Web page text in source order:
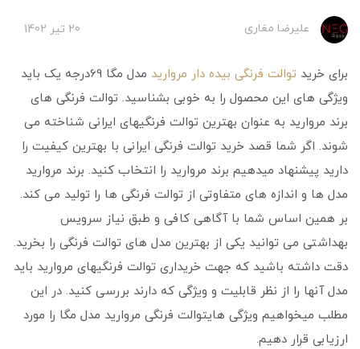
علیرضا مغاری 20 تير 1402
برای خرید توالت فرنگی بیده دار مروارید
مدل مگا 69درجه یک باید
ویژگی های این محصول را به خوبی بشناسید. توالت فرنگی های
برند مروارید به عنوان بهترین توالت فرنگیهای ایرانی شناخته می
شوند. اگر شما قصد خرید توالت فرنگی ایرانی با بهترین کیفیت را
دارید پیشنهاد میدهیم برند مروارید را انتخاب کنید. برند مروارید
مدل ها و اندازه های متفاوتی از توالت فرنگی ها را تولید می‌ کند.
بر همین اساس شما با آگاهی کافی و طبق نیاز سرویس
بهداشتی می توانید یکی از بهترین مدل های توالت فرنگی را بخرید.
دقت داشته باشید که جهت خریداری توالت فرنگیهای مروارید باید
مدل آنها را از نظر قابلیت و ویژگی که دارند بررسی کنید. در این
مطلب میخواهیم ویژگی هایتوالت فرنگی مروارید مدل مگا را مورد
ارزیابی قرار دهیم.